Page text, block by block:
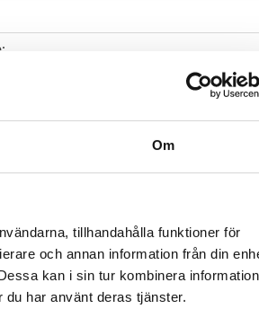
Om
tillhandahålla funktioner för
och annan information från din
kan i sin tur kombinera
har använt deras tjänster.
från Poynting